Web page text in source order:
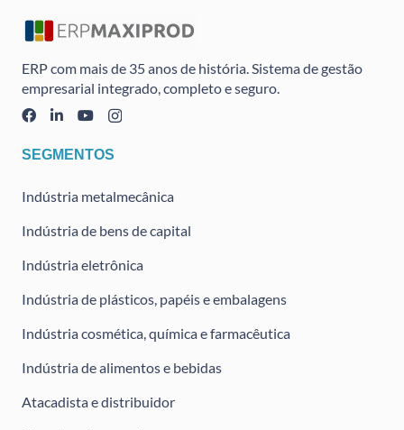
ERP com mais de 35 anos de história. Sistema de gestão
empresarial integrado, completo e seguro.
SEGMENTOS
Indústria metalmecânica
Indústria de bens de capital
Indústria eletrônica
Indústria de plásticos, papéis e embalagens
Indústria cosmética, química e farmacêutica
Indústria de alimentos e bebidas
Atacadista e distribuidor